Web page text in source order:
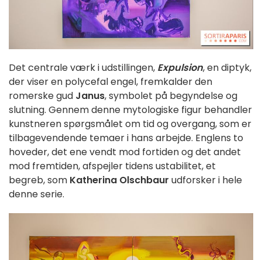
Det centrale værk i udstillingen, Expulsion, en diptyk,
der viser en polycefal engel, fremkalder den
romerske gud Janus, symbolet på begyndelse og
slutning. Gennem denne mytologiske figur behandler
kunstneren spørgsmålet om tid og overgang, som er
tilbagevendende temaer i hans arbejde. Englens to
hoveder, det ene vendt mod fortiden og det andet
mod fremtiden, afspejler tidens ustabilitet, et
begreb, som Katherina Olschbaur udforsker i hele
denne serie.